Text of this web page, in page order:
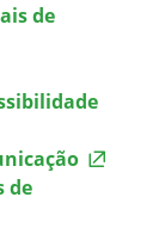
de
de